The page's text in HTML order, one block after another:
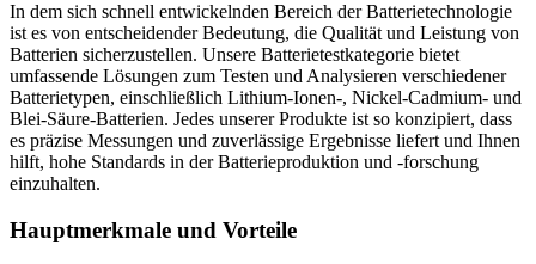
In dem sich schnell entwickelnden Bereich der Batterietechnologie
ist es von entscheidender Bedeutung, die Qualität und Leistung von
Batterien sicherzustellen. Unsere Batterietestkategorie bietet
umfassende Lösungen zum Testen und Analysieren verschiedener
Batterietypen, einschließlich Lithium-Ionen-, Nickel-Cadmium- und
Blei-Säure-Batterien. Jedes unserer Produkte ist so konzipiert, dass
es präzise Messungen und zuverlässige Ergebnisse liefert und Ihnen
hilft, hohe Standards in der Batterieproduktion und -forschung
einzuhalten.
Hauptmerkmale und Vorteile